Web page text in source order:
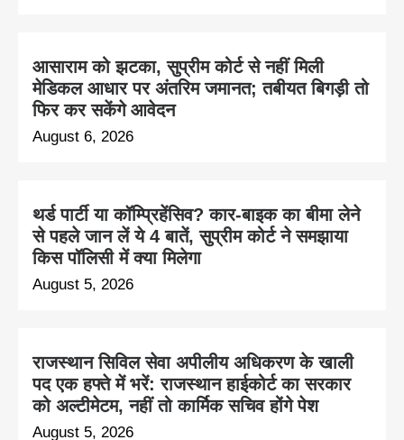
आसाराम को झटका, सुप्रीम कोर्ट से नहीं मिली
मेडिकल आधार पर अंतरिम जमानत; तबीयत बिगड़ी तो
फिर कर सकेंगे आवेदन
August 6, 2026
थर्ड पार्टी या कॉम्प्रिहेंसिव? कार-बाइक का बीमा लेने
से पहले जान लें ये 4 बातें, सुप्रीम कोर्ट ने समझाया
किस पॉलिसी में क्या मिलेगा
August 5, 2026
राजस्थान सिविल सेवा अपीलीय अधिकरण के खाली
पद एक हफ्ते में भरें: राजस्थान हाईकोर्ट का सरकार
को अल्टीमेटम, नहीं तो कार्मिक सचिव होंगे पेश
August 5, 2026